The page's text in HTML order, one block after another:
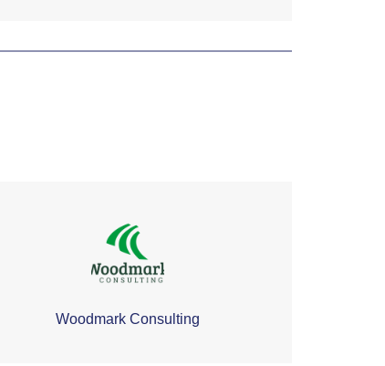
Woodmark Consulting